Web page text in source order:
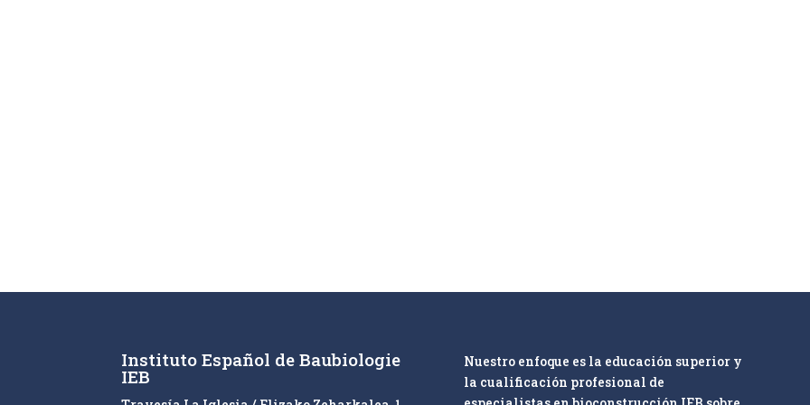
Instituto Español de Baubiologie
IEB
Nuestro enfoque es la educación superior y
la cualificación profesional de